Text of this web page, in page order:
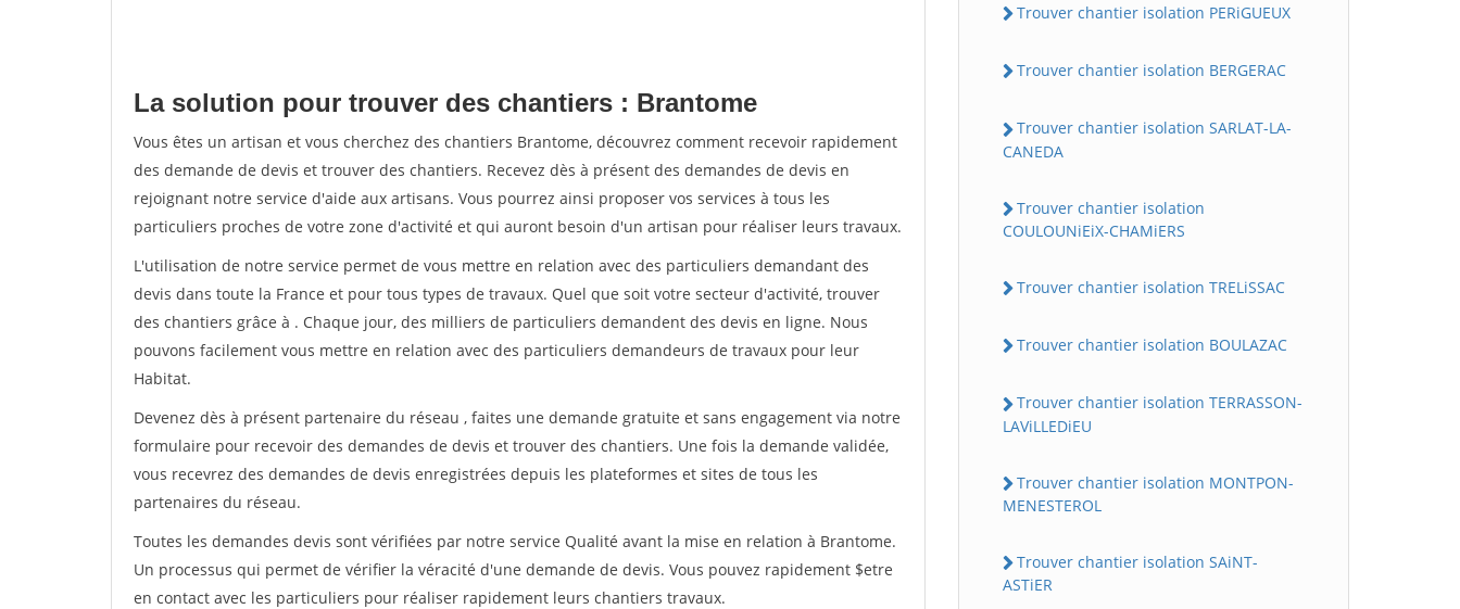
La solution pour trouver des chantiers : Brantome
Vous êtes un artisan et vous cherchez des chantiers Brantome, découvrez comment recevoir rapidement
des demande de devis et trouver des chantiers. Recevez dès à présent des demandes de devis en
rejoignant notre service d'aide aux artisans. Vous pourrez ainsi proposer vos services à tous les
particuliers proches de votre zone d'activité et qui auront besoin d'un artisan pour réaliser leurs travaux.
L'utilisation de notre service permet de vous mettre en relation avec des particuliers demandant des
devis dans toute la France et pour tous types de travaux. Quel que soit votre secteur d'activité, trouver
des chantiers grâce à . Chaque jour, des milliers de particuliers demandent des devis en ligne. Nous
pouvons facilement vous mettre en relation avec des particuliers demandeurs de travaux pour leur
Habitat.
Devenez dès à présent partenaire du réseau , faites une demande gratuite et sans engagement via notre
formulaire pour recevoir des demandes de devis et trouver des chantiers. Une fois la demande validée,
vous recevrez des demandes de devis enregistrées depuis les plateformes et sites de tous les
partenaires du réseau.
Toutes les demandes devis sont vérifiées par notre service Qualité avant la mise en relation à Brantome.
Un processus qui permet de vérifier la véracité d'une demande de devis. Vous pouvez rapidement $etre
en contact avec les particuliers pour réaliser rapidement leurs chantiers travaux.
Trouver chantier isolation PERiGUEUX
Trouver chantier isolation BERGERAC
Trouver chantier isolation SARLAT-LA-
CANEDA
Trouver chantier isolation
COULOUNiEiX-CHAMiERS
Trouver chantier isolation TRELiSSAC
Trouver chantier isolation BOULAZAC
Trouver chantier isolation TERRASSON-
LAViLLEDiEU
Trouver chantier isolation MONTPON-
MENESTEROL
Trouver chantier isolation SAiNT-
ASTiER